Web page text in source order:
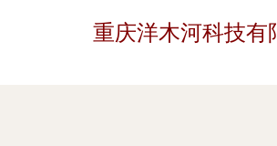
重庆洋木河科技有